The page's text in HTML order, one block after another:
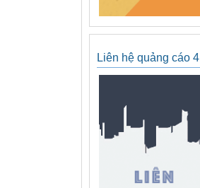
Liên hệ quảng cáo 4